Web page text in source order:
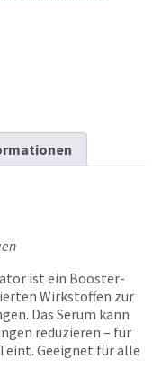
ist ein Booster-
Wirkstoffen zur
Das Serum kann
reduzieren – für
Geeignet für alle